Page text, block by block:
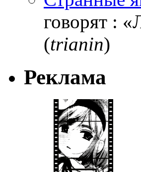
говорят :
(trianin)
Реклама